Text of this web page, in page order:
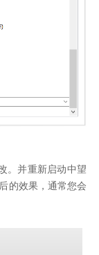
。并重新启动中望
的效果，通常您会